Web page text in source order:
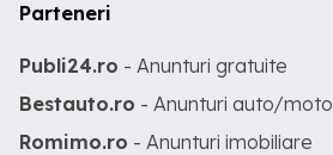
Parteneri
Publi24.ro - Anunturi gratuite
Bestauto.ro - Anunturi auto/moto
Romimo.ro - Anunturi imobiliare